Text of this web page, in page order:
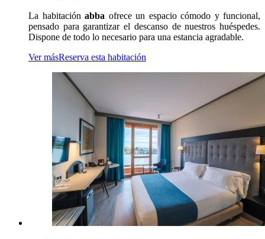
La habitación abba ofrece un espacio cómodo y funcional,
pensado para garantizar el descanso de nuestros huéspedes.
Dispone de todo lo necesario para una estancia agradable.
Ver másReserva esta habitación